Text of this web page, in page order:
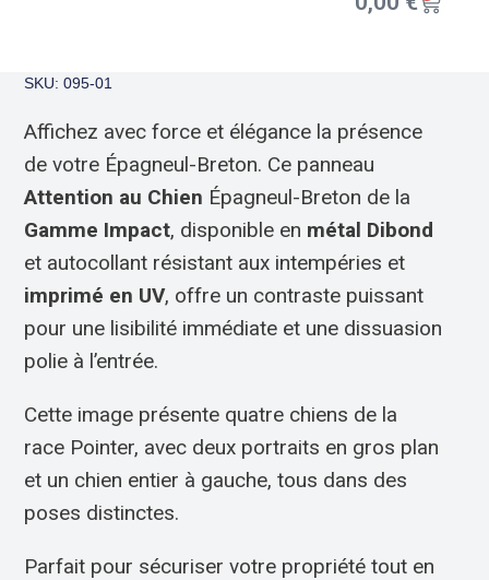
SKU: 095-01
Affichez avec force et élégance la présence
de votre Épagneul-Breton. Ce panneau
Attention au Chien Épagneul-Breton de la
Gamme Impact, disponible en métal Dibond
et autocollant résistant aux intempéries et
imprimé en UV, offre un contraste puissant
pour une lisibilité immédiate et une dissuasion
polie à l’entrée.
Cette image présente quatre chiens de la
race Pointer, avec deux portraits en gros plan
et un chien entier à gauche, tous dans des
poses distinctes.
Parfait pour sécuriser votre propriété tout en